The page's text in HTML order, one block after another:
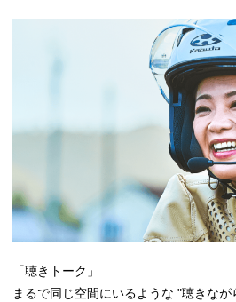
「聴きトーク」
まるで同じ空間にいるような "聴きなが